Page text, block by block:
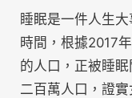
睡眠是一件人生
時間，根據2017
的人口，正被睡
二百萬人口，證